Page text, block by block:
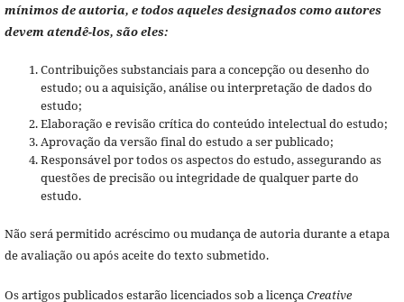
mínimos de autoria, e todos aqueles designados como autores
devem atendê-los, são eles:
Contribuições substanciais para a concepção ou desenho do
estudo; ou a aquisição, análise ou interpretação de dados do
estudo;
Elaboração e revisão crítica do conteúdo intelectual do estudo;
Aprovação da versão final do estudo a ser publicado;
Responsável por todos os aspectos do estudo, assegurando as
questões de precisão ou integridade de qualquer parte do
estudo.
Não será permitido acréscimo ou mudança de autoria durante a etapa
de avaliação ou após aceite do texto submetido.
Os artigos publicados estarão licenciados sob a licençaCreative